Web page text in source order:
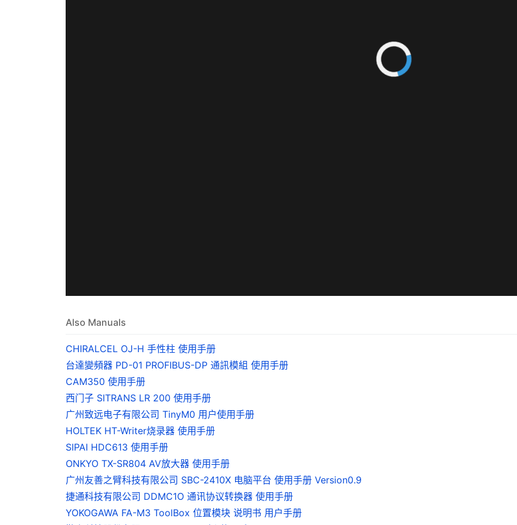
Also Manuals
CHIRALCEL OJ-H 手性柱 使用手册
台達變頻器 PD-01 PROFIBUS-DP 通訊模組 使用手册
CAM350 使用手册
西门子 SITRANS LR 200 使用手册
广州致远电子有限公司 TinyM0 用户使用手册
HOLTEK HT-Writer烧录器 使用手册
SIPAI HDC613 使用手册
ONKYO TX-SR804 AV放大器 使用手册
广州友善之臂科技有限公司 SBC-2410X 电脑平台 使用手册 Version0.9
捷通科技有限公司 DDMC1O 通讯协议转换器 使用手册
YOKOGAWA FA-M3 ToolBox 位置模块 说明书 用户手册